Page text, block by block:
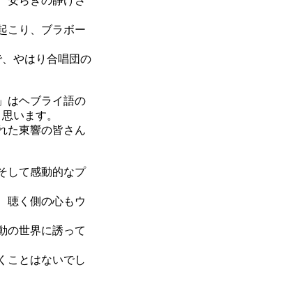
こり、ブラボー
やはり合唱団の
はヘブライ語の
います。
た東響の皆さん
して感動的なプ
聴く側の心もウ
の世界に誘って
ことはないでし